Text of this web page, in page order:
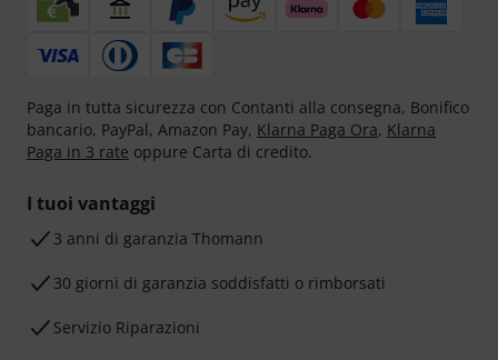
Paga in tutta sicurezza con Contanti alla consegna, Bonifico
bancario, PayPal, Amazon Pay, Klarna Paga Ora, Klarna
Paga in 3 rate oppure Carta di credito.
I tuoi vantaggi
3 anni di garanzia Thomann
30 giorni di garanzia soddisfatti o rimborsati
Servizio Riparazioni